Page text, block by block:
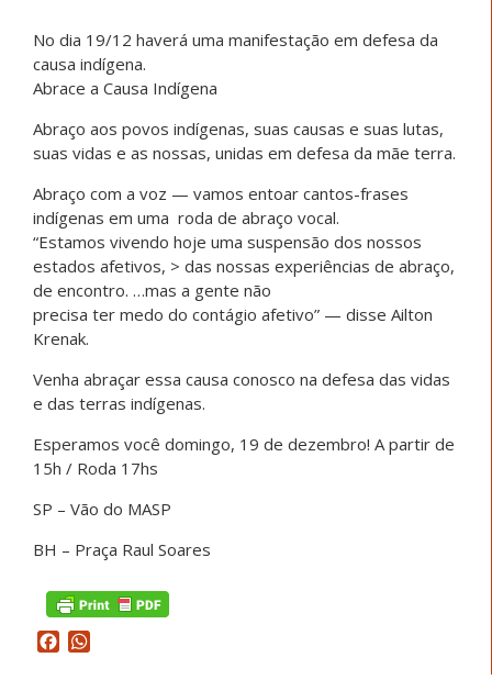
No dia 19/12 haverá uma manifestação em defesa da
causa indígena.
Abrace a Causa Indígena
Abraço aos povos indígenas, suas causas e suas lutas,
suas vidas e as nossas, unidas em defesa da mãe terra.
Abraço com a voz — vamos entoar cantos-frases
indígenas em uma roda de abraço vocal.
“Estamos vivendo hoje uma suspensão dos nossos
estados afetivos, > das nossas experiências de abraço,
de encontro. …mas a gente não
precisa ter medo do contágio afetivo” — disse Ailton
Krenak.
Venha abraçar essa causa conosco na defesa das vidas
e das terras indígenas.
Esperamos você domingo, 19 de dezembro! A partir de
15h / Roda 17hs
SP – Vão do MASP
BH – Praça Raul Soares
Facebook